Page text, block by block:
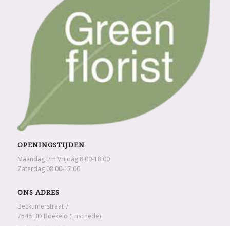
OPENINGSTIJDEN
Maandag t/m Vrijdag 8:00-18:00
Zaterdag 08:00-17:00
ONS ADRES
Beckumerstraat 7
7548 BD Boekelo (Enschede)